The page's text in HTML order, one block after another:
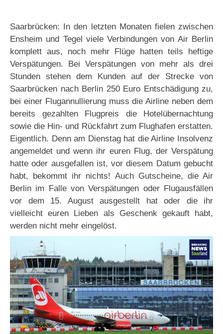
Saarbrücken: In den letzten Monaten fielen zwischen
Ensheim und Tegel viele Verbindungen von Air Berlin
komplett aus, noch mehr Flüge hatten teils heftige
Verspätungen. Bei Verspätungen von mehr als drei
Stunden stehen dem Kunden auf der Strecke von
Saarbrücken nach Berlin 250 Euro Entschädigung zu,
bei einer Flugannullierung muss die Airline neben dem
bereits gezahlten Flugpreis die Hotelübernachtung
sowie die Hin- und Rückfahrt zum Flughafen erstatten.
Eigentlich. Denn am Dienstag hat die Airline Insolvenz
angemeldet und wenn ihr euren Flug, der Verspätung
hatte oder ausgefallen ist, vor diesem Datum gebucht
habt, bekommt ihr nichts! Auch Gutscheine, die Air
Berlin im Falle von Verspätungen oder Flugausfällen
vor dem 15. August ausgestellt hat oder die ihr
vielleicht euren Lieben als Geschenk gekauft habt,
werden nicht mehr eingelöst.